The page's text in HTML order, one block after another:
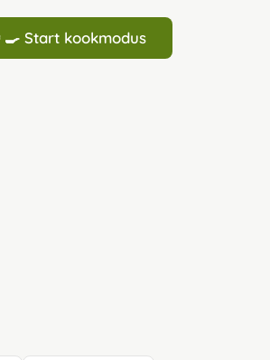
Start kookmodus